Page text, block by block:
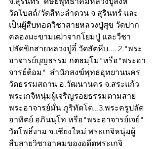
วัดโบสถ์/วัดสีหะลำดวน จ สุรินทร์ และ
เป็นผู้สืบทอดวิชาสายหลวงปู่ศุข วัดปาก
คลองมะขามเฒ่าจากโยมปู่ และวืชา
ปลัดขิกสายหลวงปู่อี๋ วัดสัตหีบ.... 2."พระ
อาจารย์บุญธรรม กตธมฺโม"หรือ"พระอา
จารย์ต้อม"  สำนักสงฆ์พุทธอุทยานนคร
วัดธรรมสถาน อ.วัฒนานคร จ.สระแก้ว
พระเกจิหนุ่มผู้เจริญรอยธรรมตามสาย
พระอาจารย์มั่น ภูริทัตโต...3.พระ​ครู​ปลัด​
อาทิตย์​ อภิ​น​น​ฺ​โท​ หรือ"พระ​อาจารย์​เจย์"
วัดโพธิ์งาม จ.เชียงใหม่ พระเกจิหนุ่มผู้
สืบสายวิชาอาคมของอดีตพระเกจิ